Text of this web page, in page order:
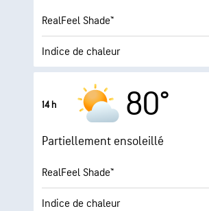
AccuLumen Brightness
RealFeel Shade™
Indice de chaleur
Indice UV maximal
Humidité
Point de rosée
14 h 80°
Partiellement ensoleillé
RealFeel Shade™
Indice de chaleur